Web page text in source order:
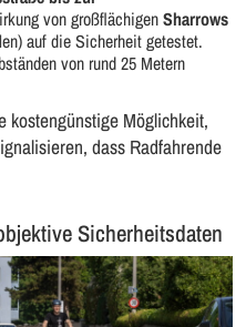
von großflächigenSharrows
auf die Sicherheit getestet.
von rund 25 Metern
kostengünstige Möglichkeit,
dass Radfahrende
Sicherheitsdaten